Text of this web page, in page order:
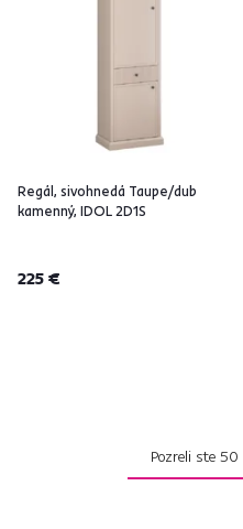
Regál, sivohnedá Taupe/dub
kamenný, IDOL 2D1S
225 €
Pozreli ste 50